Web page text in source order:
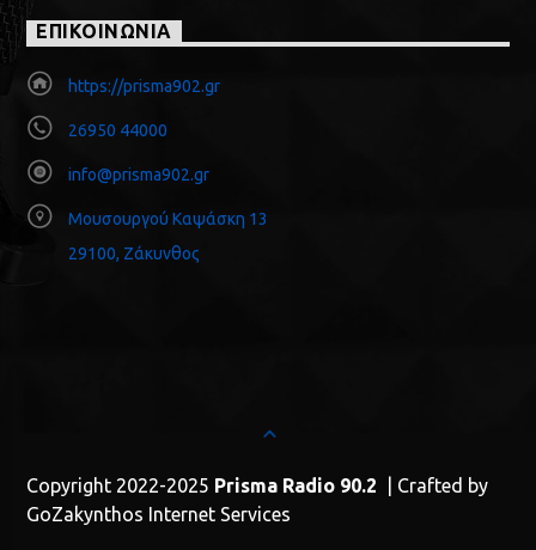
ΕΠΙΚΟΙΝΩΝΙΑ
https://prisma902.gr
26950 44000
info@prisma902.gr
Μουσουργού Καψάσκη 13
29100, Ζάκυνθος
Copyright 2022-2025 Prisma Radio 90.2 | Crafted by
GoZakynthos Internet Services